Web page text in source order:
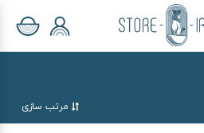
مرتب سازی